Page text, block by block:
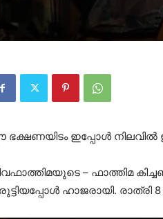
ഇപ്പോൾ നിലവിൽ
– ഫാത്തിമ
ഹാജരായി.